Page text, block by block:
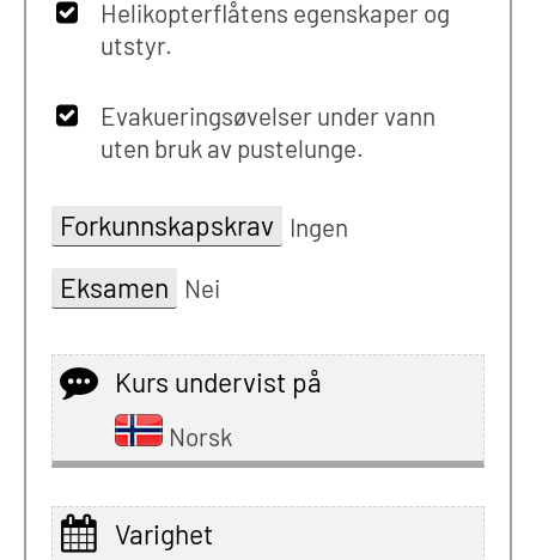
Helikopterflåtens egenskaper og
utstyr.
Evakueringsøvelser under vann
uten bruk av pustelunge.
Forkunnskapskrav Ingen
Eksamen Nei
Kurs undervist på
Norsk
Varighet